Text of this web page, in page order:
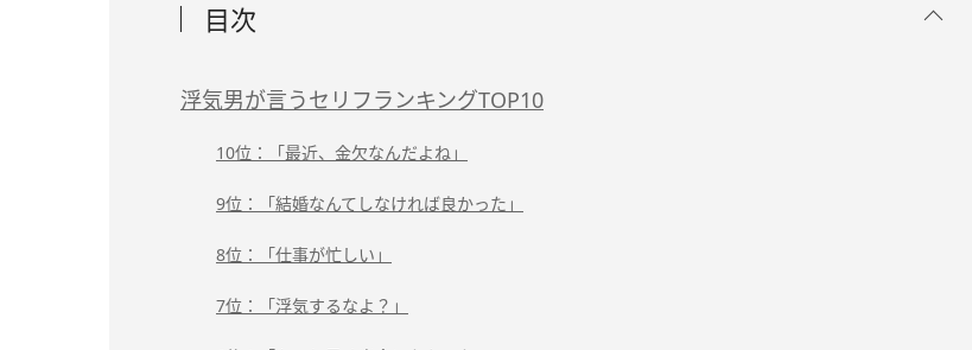
目次
浮気男が言うセリフランキングTOP10
10位：「最近、金欠なんだよね」
9位：「結婚なんてしなければ良かった」
8位：「仕事が忙しい」
7位：「浮気するなよ？」